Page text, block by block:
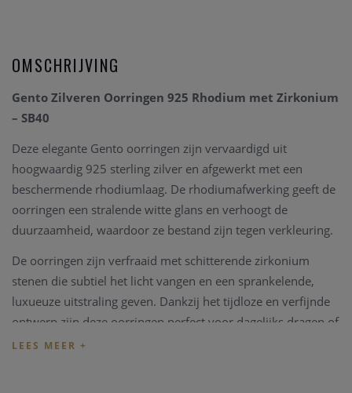
OMSCHRIJVING
Gento Zilveren Oorringen 925 Rhodium met Zirkonium
– SB40
Deze elegante Gento oorringen zijn vervaardigd uit
hoogwaardig 925 sterling zilver en afgewerkt met een
beschermende rhodiumlaag. De rhodiumafwerking geeft de
oorringen een stralende witte glans en verhoogt de
duurzaamheid, waardoor ze bestand zijn tegen verkleuring.
De oorringen zijn verfraaid met schitterende zirkonium
stenen die subtiel het licht vangen en een sprankelende,
luxueuze uitstraling geven. Dankzij het tijdloze en verfijnde
ontwerp zijn deze oorringen perfect voor dagelijks dragen of
om een feestelijke outfit extra elegantie te geven.